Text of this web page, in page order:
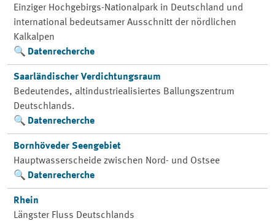
Einziger Hochgebirgs-Nationalpark in Deutschland und
international bedeutsamer Ausschnitt der nördlichen
Kalkalpen
Datenrecherche
Saarländischer Verdichtungsraum
Bedeutendes, altindustriealisiertes Ballungszentrum
Deutschlands.
Datenrecherche
Bornhöveder Seengebiet
Hauptwasserscheide zwischen Nord- und Ostsee
Datenrecherche
Rhein
Längster Fluss Deutschlands